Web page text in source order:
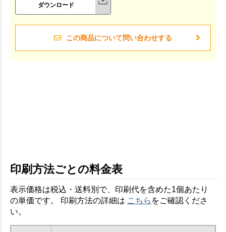
ダウンロード
この商品について問い合わせする
お買い物を続ける
印刷方法ごとの料金表
表示価格は税込・送料別で、印刷代を含めた1個あたり
の単価です。 印刷方法の詳細は こちら をご確認くださ
い。